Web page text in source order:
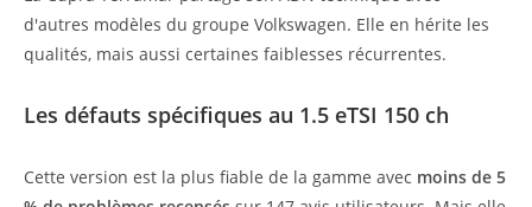
d'autres modèles du groupe Volkswagen. Elle en hérite les
qualités, mais aussi certaines faiblesses récurrentes.
Les défauts spécifiques au 1.5 eTSI 150 ch
Cette version est la plus fiable de la gamme avec moins de 5